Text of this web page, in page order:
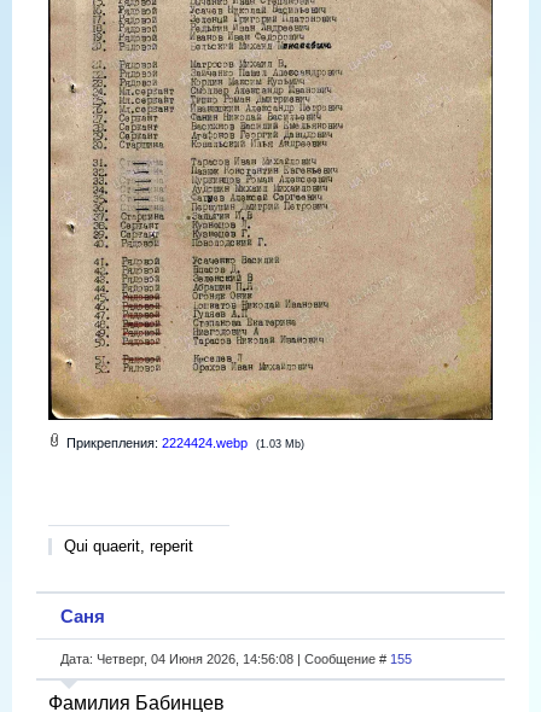
Прикрепления: 2224424.webp (1.03 Mb)
Qui quaerit, reperit
Саня
Дата: Четверг, 04 Июня 2026, 14:56:08 | Сообщение # 155
Фамилия Бабинцев